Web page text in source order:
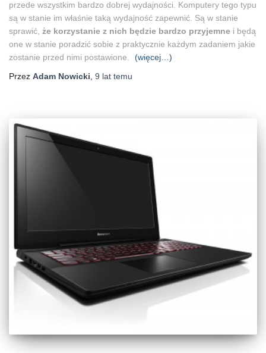
przede wszystkim bardzo dobrej wydajności. Komputery tego typu
są w stanie im właśnie taką wydajność zapewnić. Są w stanie
sprawić, że korzystanie z nich będzie bardzo przyjemne i będą
one w stanie poradzić sobie z praktycznie każdym zadaniem jakie
zostanie przed nimi postawione.
(więcej…)
Przez Adam Nowicki 9 lat temu